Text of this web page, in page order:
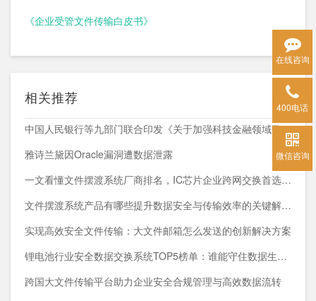
《企业受管文件传输白皮书》
相关推荐
中国人民银行等九部门联合印发《关于加强科技金融领域数据开发利用的通知》
雅诗兰黛因Oracle漏洞遭数据泄露
一文看懂文件摆渡系统厂商排名，IC芯片企业跨网交换首选方案
文件摆渡系统产品有哪些提升数据安全与传输效率的关键解决方案
实现高效安全文件传输：大文件邮箱怎么发送的创新解决方案
锂电池行业安全数据交换系统TOP5榜单：谁能守住数据生命线？
跨国大文件传输平台助力企业安全合规管理与高效数据流转
在线咨询
400电话
微信咨询